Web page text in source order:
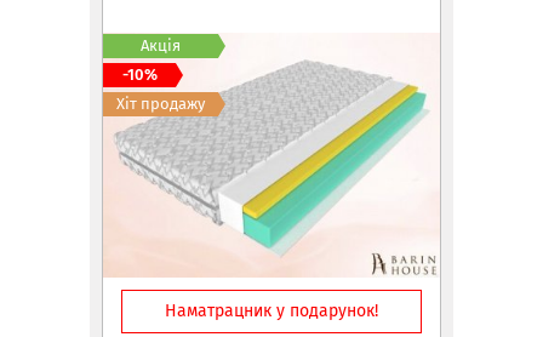
Наматрацник у подарунок!
Акція
-10%
Хіт продажу